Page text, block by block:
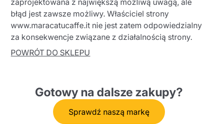
zaprojektowana z największą możliwą uwagą, ale
błąd jest zawsze możliwy. Właściciel strony
www.maracatucaffe.it nie jest zatem odpowiedzialny
za konsekwencje związane z działalnością strony.
POWRÓT DO SKLEPU
Gotowy na dalsze zakupy?
Sprawdź naszą markę